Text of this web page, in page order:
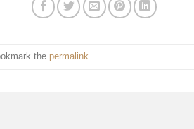
the permalink.